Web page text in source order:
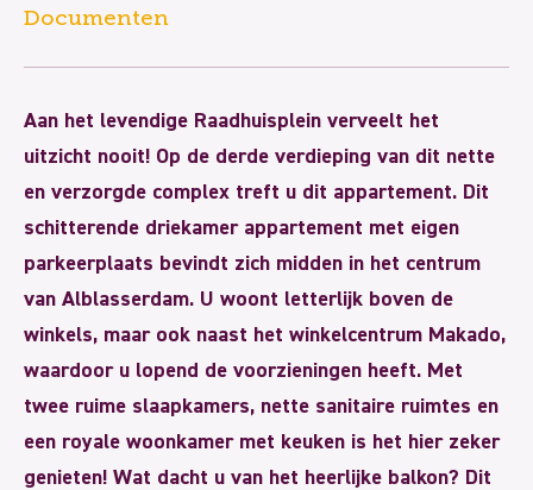
Documenten
Aan het levendige Raadhuisplein verveelt het
uitzicht nooit! Op de derde verdieping van dit nette
en verzorgde complex treft u dit appartement. Dit
schitterende driekamer appartement met eigen
parkeerplaats bevindt zich midden in het centrum
van Alblasserdam. U woont letterlijk boven de
winkels, maar ook naast het winkelcentrum Makado,
waardoor u lopend de voorzieningen heeft. Met
twee ruime slaapkamers, nette sanitaire ruimtes en
een royale woonkamer met keuken is het hier zeker
genieten! Wat dacht u van het heerlijke balkon? Dit